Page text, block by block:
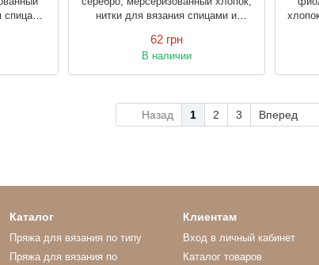
спицами
нитки для вязания спицами и
62 грн
В наличии
Назад 1 2 3 Вперед
Каталог
Пряжа для вязания по типу
Пряжа для вязания по
Клиентам
Вход в личный кабинет
Каталог товаров